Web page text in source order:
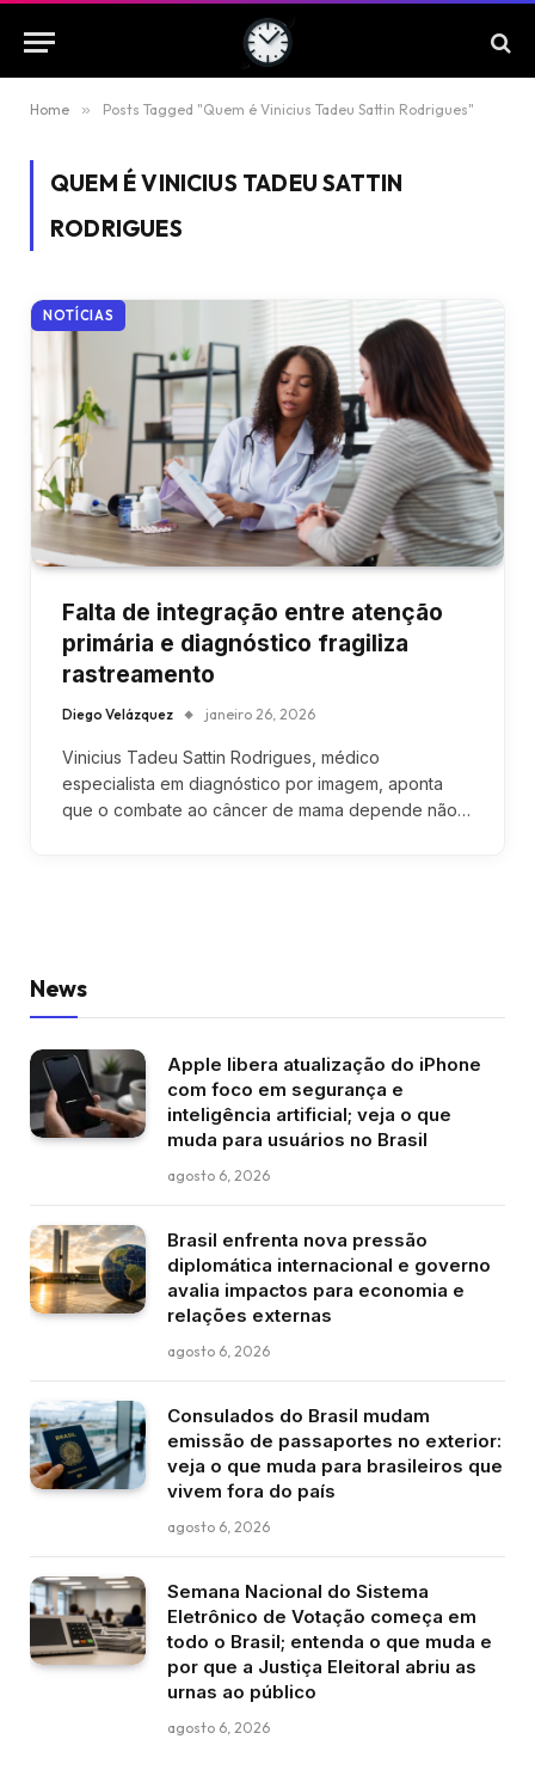
Home » Posts Tagged "Quem é Vinicius Tadeu Sattin Rodrigues"
QUEM É VINICIUS TADEU SATTIN
RODRIGUES
NOTÍCIAS
Falta de integração entre atenção
primária e diagnóstico fragiliza
rastreamento
Diego Velázquez janeiro 26, 2026
Vinicius Tadeu Sattin Rodrigues, médico
especialista em diagnóstico por imagem, aponta
que o combate ao câncer de mama depende não…
News
Apple libera atualização do iPhone
com foco em segurança e
inteligência artificial; veja o que
muda para usuários no Brasil
agosto 6, 2026
Brasil enfrenta nova pressão
diplomática internacional e governo
avalia impactos para economia e
relações externas
agosto 6, 2026
Consulados do Brasil mudam
emissão de passaportes no exterior:
veja o que muda para brasileiros que
vivem fora do país
agosto 6, 2026
Semana Nacional do Sistema
Eletrônico de Votação começa em
todo o Brasil; entenda o que muda e
por que a Justiça Eleitoral abriu as
urnas ao público
agosto 6, 2026